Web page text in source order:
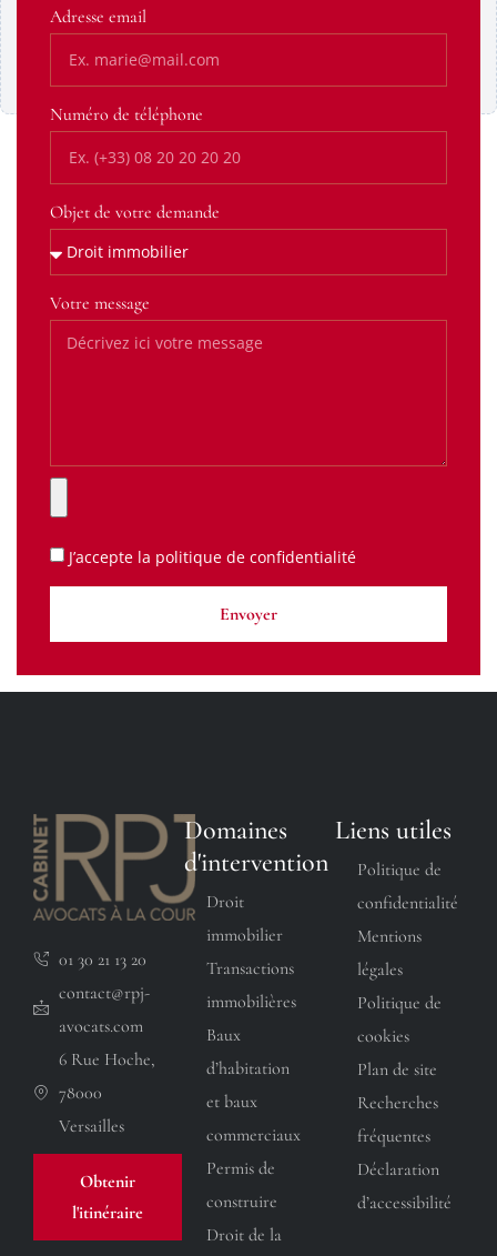
Adresse email
Numéro de téléphone
Objet de votre demande
Votre message
J’accepte la politique de confidentialité
Envoyer
01 30 21 13 20
contact@rpj-
avocats.com
6 Rue Hoche,
78000
Versailles
Obtenir
l'itinéraire
Domaines
d'intervention
Droit
immobilier
Transactions
immobilières
Baux
d’habitation
et baux
commerciaux
Permis de
construire
Droit de la
Liens utiles
Politique de
confidentialité
Mentions
légales
Politique de
cookies
Plan de site
Recherches
fréquentes
Déclaration
d’accessibilité